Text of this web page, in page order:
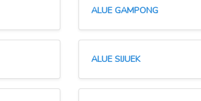
ALUE GAMPONG
ALUE SIJUEK